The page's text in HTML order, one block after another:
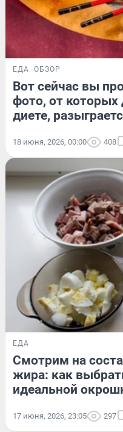
ЕДА ОБЗОР
Вот сейчас вы
фото, от которых
диете,
18 июня, 2026, 00:00 408
ЕДА
Смотрим на
жира: как
идеальной
17 июня, 2026, 23:05 297